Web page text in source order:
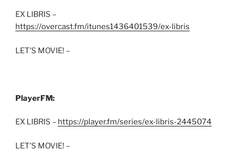
EX LIBRIS –
https://overcast.fm/itunes1436401539/ex-libris
LET’S MOVIE! –
PlayerFM:
EX LIBRIS – https://player.fm/series/ex-libris-2445074
LET’S MOVIE! –